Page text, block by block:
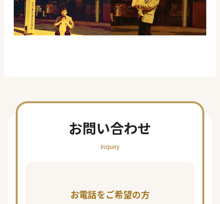
お問い合わせ
Inquiry
お電話をご希望の方